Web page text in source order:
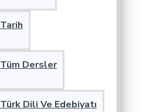
Tarih
Tüm Dersler
Türk Dili Ve Edebiyatı